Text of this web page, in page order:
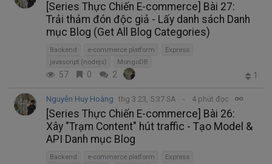
[Series Thực Chiến E-commerce] Bài 27:
Trải thảm đón độc giả - Lấy danh sách Danh
mục Blog (Get All Blog Categories)
Backend e-commerce platform
Express
javascript (nodejs)
MongoDB
57 0 2 1
Nguyễn Huy Hoàng thg 3 23, 5:37 SA 4 phút đọc
[Series Thực Chiến E-commerce] Bài 26:
Xây "Trạm Content" hút traffic - Tạo Model &
API Danh mục Blog
Backend e-commerce platform
Express